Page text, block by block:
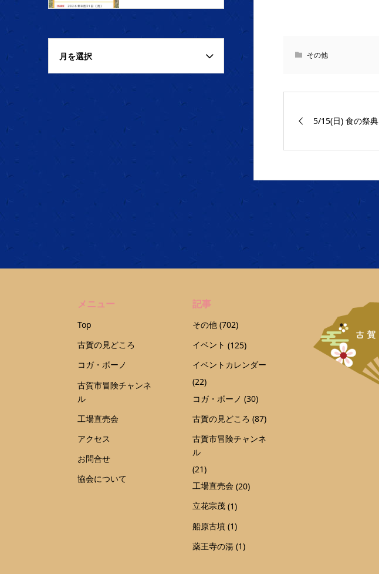
その他
5/15(日) 食の祭典
月を選択
メニュー
Top
古賀の見どころ
コガ・ボーノ
古賀市冒険チャンネ
ル
工場直売会
アクセス
お問合せ
協会について
記事
その他 (702)
イベント (125)
イベントカレンダー
(22)
コガ・ボーノ (30)
古賀の見どころ (87)
古賀市冒険チャンネ
ル
(21)
工場直売会 (20)
立花宗茂 (1)
船原古墳 (1)
薬王寺の湯 (1)